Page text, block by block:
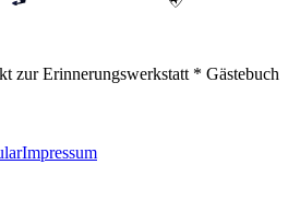
zur Erinnerungswerkstatt * Gästebuch
Impressum